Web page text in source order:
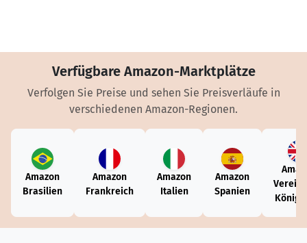
Verfügbare Amazon-Marktplätze
Verfolgen Sie Preise und sehen Sie Preisverläufe in
verschiedenen Amazon-Regionen.
Amazon
Brasilien
Amazon
Frankreich
Amazon
Italien
Amazon
Spanien